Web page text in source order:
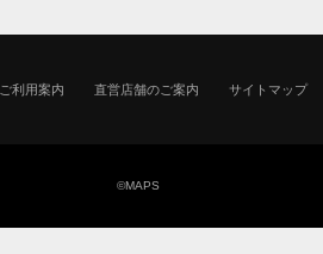
ご利用案内 直営店舗のご案内 サイトマップ
©MAPS